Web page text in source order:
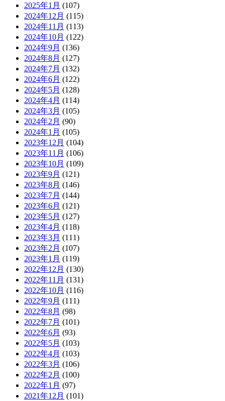
2025年1月 (107)
2024年12月 (115)
2024年11月 (113)
2024年10月 (122)
2024年9月 (136)
2024年8月 (127)
2024年7月 (132)
2024年6月 (122)
2024年5月 (128)
2024年4月 (114)
2024年3月 (105)
2024年2月 (90)
2024年1月 (105)
2023年12月 (104)
2023年11月 (106)
2023年10月 (109)
2023年9月 (121)
2023年8月 (146)
2023年7月 (144)
2023年6月 (121)
2023年5月 (127)
2023年4月 (118)
2023年3月 (111)
2023年2月 (107)
2023年1月 (119)
2022年12月 (130)
2022年11月 (131)
2022年10月 (116)
2022年9月 (111)
2022年8月 (98)
2022年7月 (101)
2022年6月 (93)
2022年5月 (103)
2022年4月 (103)
2022年3月 (106)
2022年2月 (100)
2022年1月 (97)
2021年12月 (101)